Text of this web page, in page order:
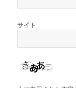
サイト